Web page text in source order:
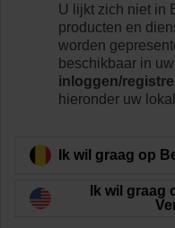
Z-NMA
Terug naar product
U lijkt zich niet in
producten en
worden
beschikbaar in
inloggen/
hieronder uw
Ik wil graag op
Ik wil